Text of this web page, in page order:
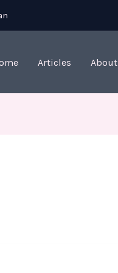
Articles About